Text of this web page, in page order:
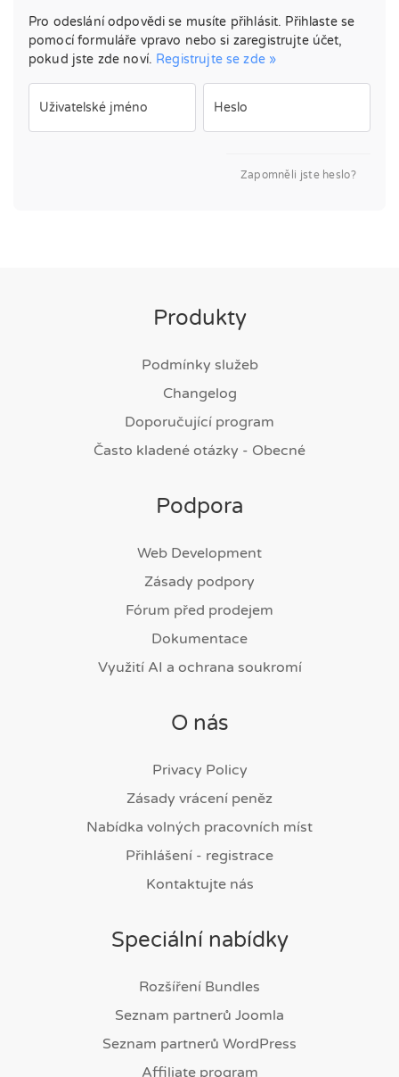
Pro odeslání odpovědi se musíte přihlásit. Přihlaste se
pomocí formuláře vpravo nebo si zaregistrujte účet,
pokud jste zde noví. Registrujte se zde »
Uživatelské jméno Heslo
Zapomněli jste heslo?
Produkty
Podmínky služeb
Changelog
Doporučující program
Často kladené otázky - Obecné
Podpora
Web Development
Zásady podpory
Fórum před prodejem
Dokumentace
Využití AI a ochrana soukromí
O nás
Privacy Policy
Zásady vrácení peněz
Nabídka volných pracovních míst
Přihlášení - registrace
Kontaktujte nás
Speciální nabídky
Rozšíření Bundles
Seznam partnerů Joomla
Seznam partnerů WordPress
Affiliate program